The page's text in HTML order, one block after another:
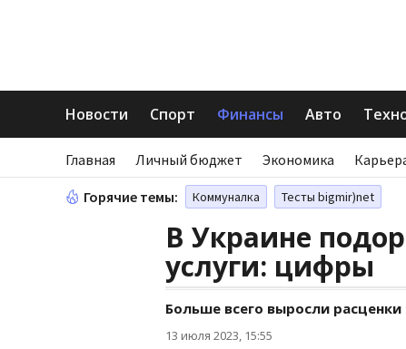
Новости Спорт Финансы Авто
Главная Личный бюджет Экономика
Горячие темы: Коммуналка Тесты bigmir)net
В Украине
услуги: цифры
Больше всего выросли
13 июля 2023, 15:55